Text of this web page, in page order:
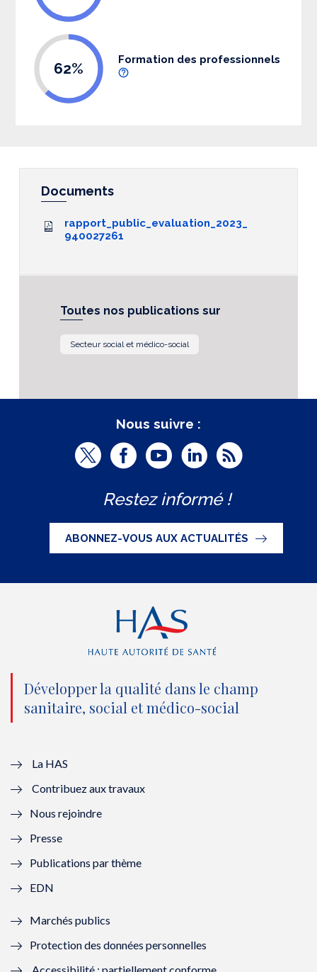
62% Formation des professionnels
Documents
rapport_public_evaluation_2023_
940027261
Toutes nos publications sur
Secteur social et médico-social
Nous suivre :
T
i
t
t
e
n
o
u
l
l
f
n
ê
F
c
e
b
o
o
k
(
n
o
e
e
n
Y
u
t
u
b
e
(
n
o
u
ê
L
n
k
e
d
(
n
o
R
Restez informé !
ABONNEZ-VOUS AUX ACTUALITÉS
Développer la qualité dans le champ
sanitaire, social et médico-social
La HAS
Contribuez aux travaux
Nous rejoindre
Presse
Publications par thème
EDN
Marchés publics
Protection des données personnelles